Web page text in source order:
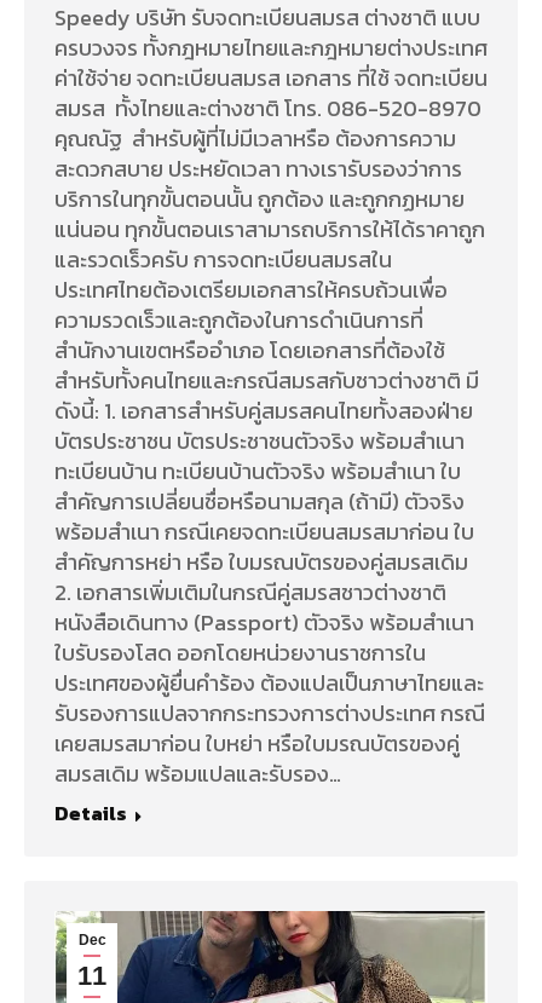
Speedy บริษัท รับจดทะเบียนสมรส ต่างชาติ แบบ
ครบวงจร ทั้งกฎหมายไทยและกฎหมายต่างประเทศ
ค่าใช้จ่าย จดทะเบียนสมรส เอกสาร ที่ใช้ จดทะเบียน
สมรส ทั้งไทยและต่างชาติ โทร. 086-520-8970
คุณณัฐ สำหรับผู้ที่ไม่มีเวลาหรือ ต้องการความ
สะดวกสบาย ประหยัดเวลา ทางเรารับรองว่าการ
บริการในทุกขั้นตอนนั้น ถูกต้อง และถูกกฏหมาย
แน่นอน ทุกขั้นตอนเราสามารถบริการให้ได้ราคาถูก
และรวดเร็วครับ การจดทะเบียนสมรสใน
ประเทศไทยต้องเตรียมเอกสารให้ครบถ้วนเพื่อ
ความรวดเร็วและถูกต้องในการดำเนินการที่
สำนักงานเขตหรืออำเภอ โดยเอกสารที่ต้องใช้
สำหรับทั้งคนไทยและกรณีสมรสกับชาวต่างชาติ มี
ดังนี้: 1. เอกสารสำหรับคู่สมรสคนไทยทั้งสองฝ่าย
บัตรประชาชน บัตรประชาชนตัวจริง พร้อมสำเนา
ทะเบียนบ้าน ทะเบียนบ้านตัวจริง พร้อมสำเนา ใบ
สำคัญการเปลี่ยนชื่อหรือนามสกุล (ถ้ามี) ตัวจริง
พร้อมสำเนา กรณีเคยจดทะเบียนสมรสมาก่อน ใบ
สำคัญการหย่า หรือ ใบมรณบัตรของคู่สมรสเดิม
2. เอกสารเพิ่มเติมในกรณีคู่สมรสชาวต่างชาติ
หนังสือเดินทาง (Passport) ตัวจริง พร้อมสำเนา
ใบรับรองโสด ออกโดยหน่วยงานราชการใน
ประเทศของผู้ยื่นคำร้อง ต้องแปลเป็นภาษาไทยและ
รับรองการแปลจากกระทรวงการต่างประเทศ กรณี
เคยสมรสมาก่อน ใบหย่า หรือใบมรณบัตรของคู่
สมรสเดิม พร้อมแปลและรับรอง…
Details
Dec
11